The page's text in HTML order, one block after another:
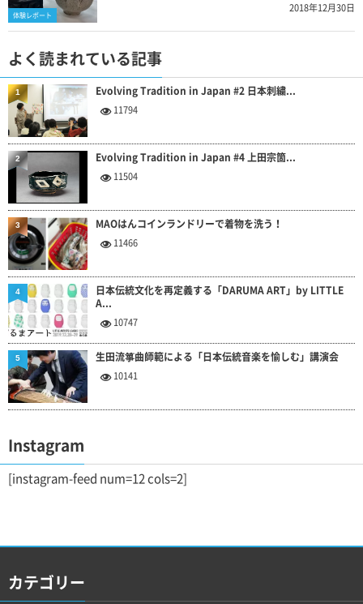
体験レポート
2018年12月30日
よく読まれている記事
Evolving Tradition in Japan #2 日本刺繍...
11794
1
Evolving Tradition in Japan #4 上田宗箇...
11504
2
MAOはんコインランドリーで着物を洗う！
11466
3
日本伝統文化を再定義する「DARUMA ART」by LITTLE
A...
10747
4
生田流箏曲師範による「日本伝統音楽を愉しむ」講演会
10141
5
Instagram
[instagram-feed num=12 cols=2]
カテゴリー